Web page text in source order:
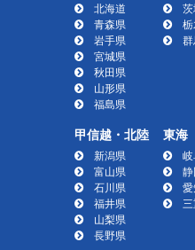
北海道
青森県
岩手県
宮城県
秋田県
山形県
福島県
甲信越・北陸
新潟県
富山県
石川県
福井県
山梨県
長野県
東海